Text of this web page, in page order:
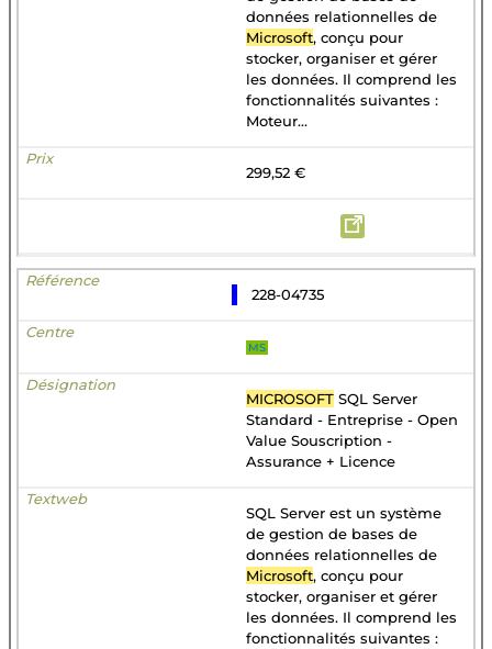
données relationnelles de
Microsoft, conçu pour
stocker, organiser et gérer
les données. Il comprend les
fonctionnalités suivantes :
Moteur...
299,52 €
228-04735
MS
MICROSOFT SQL Server
Standard - Entreprise - Open
Value Souscription -
Assurance + Licence
SQL Server est un système
de gestion de bases de
données relationnelles de
Microsoft, conçu pour
stocker, organiser et gérer
les données. Il comprend les
fonctionnalités suivantes :